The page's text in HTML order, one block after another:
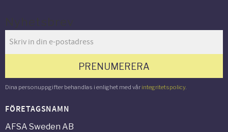
PRENUMERERA
Dina personuppgifter behandlas i enlighet med vår integritetspolicy.
FÖRETAGSNAMN
AFSA Sweden AB